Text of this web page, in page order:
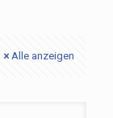
Alle anzeigen